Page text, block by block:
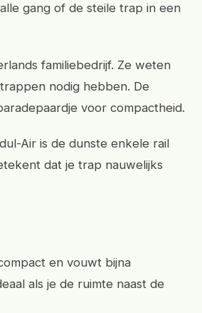
gang of de steile trap in een
familiebedrijf. Ze weten
nodig hebben. De
voor compactheid.
Air is de dunste enkele rail
dat je trap nauwelijks
en vouwt bijna
als je de ruimte naast de